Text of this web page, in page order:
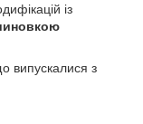
із
випускалися з